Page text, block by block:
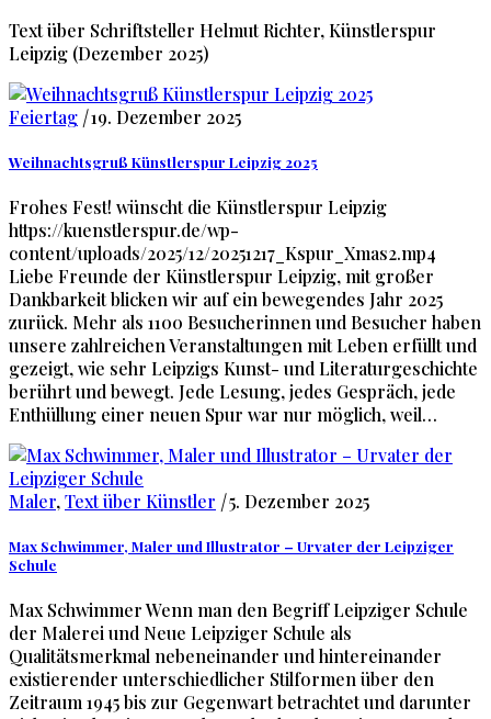
Text über Schriftsteller Helmut Richter, Künstlerspur
Leipzig (Dezember 2025)
Feiertag |19. Dezember 2025
Weihnachtsgruß Künstlerspur Leipzig 2025
Frohes Fest! wünscht die Künstlerspur Leipzig
https://kuenstlerspur.de/wp-
content/uploads/2025/12/20251217_Kspur_Xmas2.mp4
Liebe Freunde der Künstlerspur Leipzig, mit großer
Dankbarkeit blicken wir auf ein bewegendes Jahr 2025
zurück. Mehr als 1100 Besucherinnen und Besucher haben
unsere zahlreichen Veranstaltungen mit Leben erfüllt und
gezeigt, wie sehr Leipzigs Kunst- und Literaturgeschichte
berührt und bewegt. Jede Lesung, jedes Gespräch, jede
Enthüllung einer neuen Spur war nur möglich, weil…
Maler,Text über Künstler |5. Dezember 2025
Max Schwimmer, Maler und Illustrator – Urvater der Leipziger
Schule
Max Schwimmer Wenn man den Begriff Leipziger Schule
der Malerei und Neue Leipziger Schule als
Qualitätsmerkmal nebeneinander und hintereinander
existierender unterschiedlicher Stilformen über den
Zeitraum 1945 bis zur Gegenwart betrachtet und darunter